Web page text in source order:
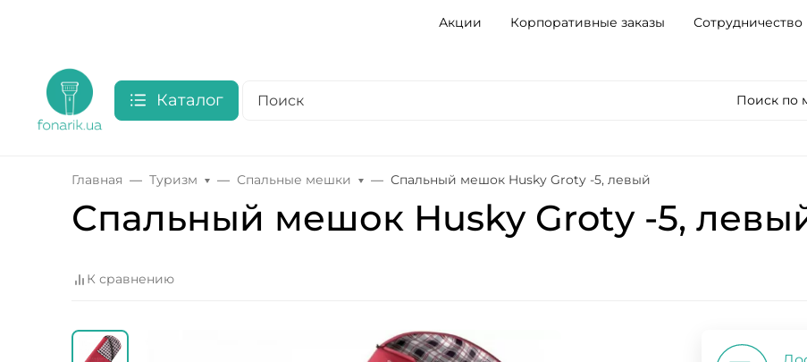
Акции Корпоративные заказы Сотрудничество
Каталог Поиск по
Главная Туризм Спальные мешки Спальный мешок Husky Groty -5, левый
Спальный мешок Husky Groty -5,
К сравнению